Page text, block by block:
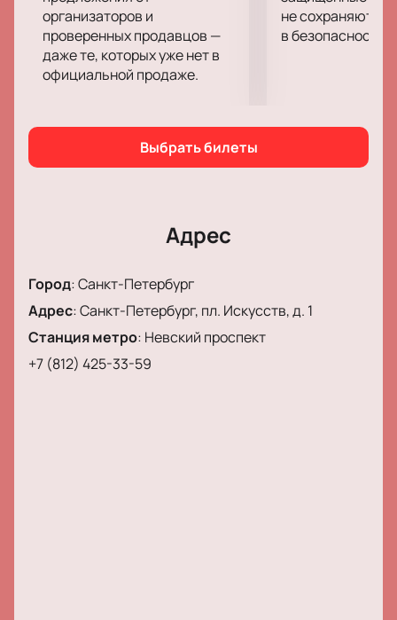
каждое движение тела рассказывает историю,
трогает сердца и оставляет незабываемые
впечатления. Будьте частью этого великолепного
спектакля и создайте свои собственные
Купить билетына это мероприятие можно на
Дирижёр-постановщик:Филип Эллис.
Анна Кулигина / Анжелина
Геннадий Янин
организаторов и
проверенных продавцов —
даже те, которых уже нет в
официальной продаже.
не сохраняются
в безопасности.
Выбрать билеты
Адрес
Город:Санкт-Петербург
Адрес:Санкт-Петербург, пл. Искусств, д. 1
Станция метро: Невский проспект
+7 (812) 425-33-59